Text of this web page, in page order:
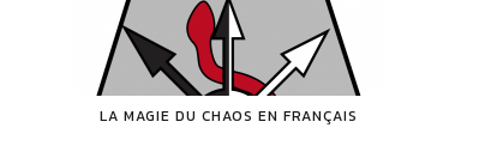
LA MAGIE DU CHAOS EN FRANÇAIS